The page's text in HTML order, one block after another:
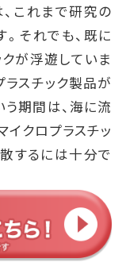
これまで研究の
それでも、既に
が浮遊していま
ラスチック製品が
期間は、海に流
イクロプラスチッ
するには十分で